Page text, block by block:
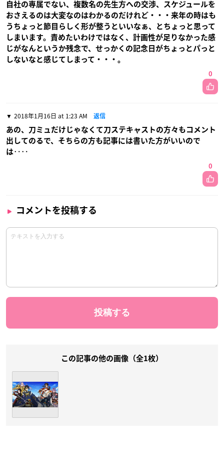
自社の専属でない、複数名の先生方への交渉、スケジュールを
おさえるのは大変なのはわかるのだけれど・・・来年の時はも
うちょっと節目らしく形が整うといいなぁ、とちょっと思って
しまいます。責めたいわけではなく、計画性が足りなかった感
じがなんというか残念で、せっかくの記念日がちょっとパっと
しないなと感じてしまって・・・。
0
2018年1月16日 at 1:23 AM 返信
あの、刀ミュだけじゃなくて刀ステキャストの方々もコメント
出してのるで、そちらの方も記事には書いた方がいいので
は‥‥
0
コメントを投稿する
この記事の他の画像（全1枚）